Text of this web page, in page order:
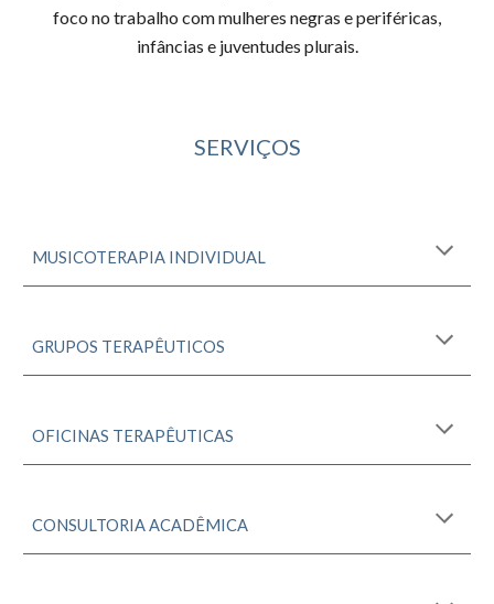
foco no trabalho com mulheres negras e periféricas,
infâncias e juventudes plurais.
SERVIÇOS
MUSICOTERAPIA INDIVIDUAL
GRUPOS TERAPÊUTICOS
OFICINAS TERAPÊUTICAS
CONSULTORIA ACADÊMICA